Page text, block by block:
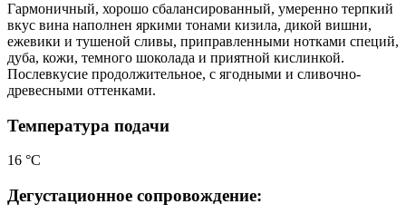
Гармоничный, хорошо сбалансированный, умеренно терпкий
вкус вина наполнен яркими тонами кизила, дикой вишни,
ежевики и тушеной сливы, приправленными нотками специй,
дуба, кожи, темного шоколада и приятной кислинкой.
Послевкусие продолжительное, с ягодными и сливочно-
древесными оттенками.
Температура подачи
16 °С
Дегустационное сопровождение: